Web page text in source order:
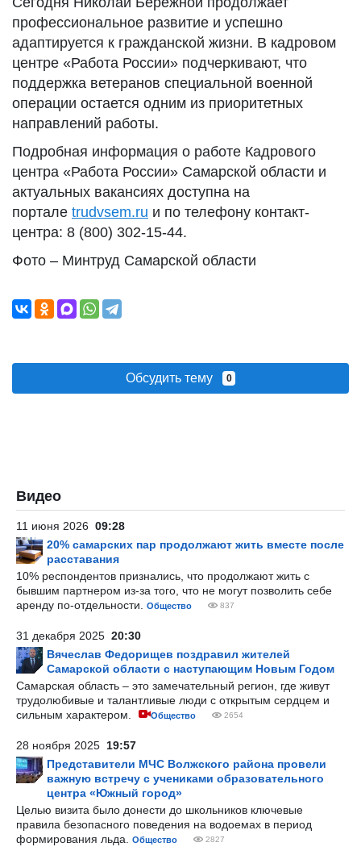
профессиональное развитие и успешно
адаптируется к гражданской жизни. В кадровом
центре «Работа России» подчеркивают, что
поддержка ветеранов специальной военной
операции остается одним из приоритетных
направлений работы.
Подробная информация о работе Кадрового
центра «Работа России» Самарской области и
актуальных вакансиях доступна на
портале trudvsem.ru и по телефону контакт-
центра: 8 (800) 302-15-44.
Фото – Минтруд Самарской области
Обсудить тему 0
Видео
11 июня 2026 09:28
20% самарских пар продолжают жить вместе после
расставания
10% респондентов признались, что продолжают жить с
бывшим партнером из-за того, что не могут позволить себе
аренду по-отдельности.
Общество 837
31 декабря 2025 20:30
Вячеслав Федорищев поздравил жителей
Самарской области с наступающим Новым Годом
Самарская область – это замечательный регион, где живут
трудолюбивые и талантливые люди с открытым сердцем и
сильным характером.
Общество 2654
28 ноября 2025 19:57
Представители МЧС Волжского района провели
важную встречу с учениками образовательного
центра «Южный город»
Целью визита было донести до школьников ключевые
правила безопасного поведения на водоемах в период
формирования льда.
Общество 2827